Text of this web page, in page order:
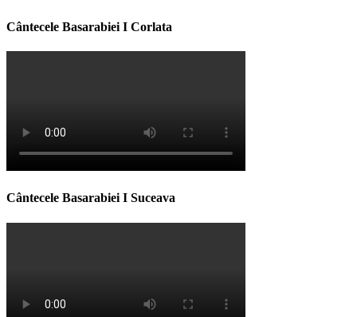
Cântecele Basarabiei I Corlata
Cântecele Basarabiei I Suceava